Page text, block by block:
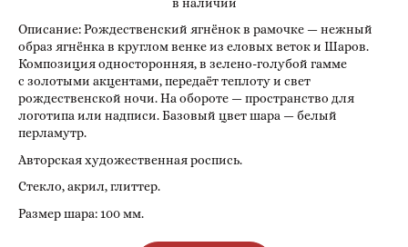
Описание: Рождественский ягнёнок в рамочке — нежный
образ ягнёнка в круглом венке из еловых веток и Шаров.
Композиция односторонняя, в зелено-голубой гамме
с золотыми акцентами, передаёт теплоту и свет
рождественской ночи. На обороте — пространство для
логотипа или надписи. Базовый цвет шара — белый
перламутр.
Авторская художественная роспись.
Стекло, акрил, глиттер.
Размер шара: 100 мм.